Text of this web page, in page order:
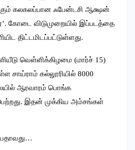
கலகலப்பான ஃபேன்டசி ஆக்ஷன்
கோடை விடுமுறையில் இப்படத்தை
திட்டமிடப்பட்டுள்ளது.
வெள்ளிக்கிழமை (மார்ச் 15)
சாய்ராம் கல்லூரியில் 8000
ஆரவாரம் பொங்க
இதன் முக்கிய அம்சங்கள்